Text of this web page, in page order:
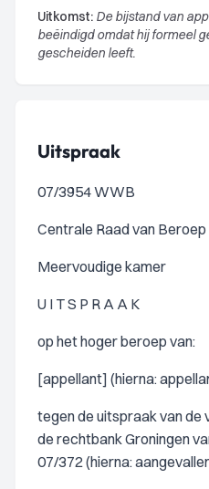
Uitkomst: De bijstand van
beëindigd omdat hij formeel
gescheiden leeft.
Uitspraak
07/3954 WWB
Centrale Raad van Beroep
Meervoudige kamer
U I T S P R A A K
op het hoger beroep van:
[appellant] (hierna:
tegen de uitspraak van
de rechtbank Groningen
07/372 (hierna: